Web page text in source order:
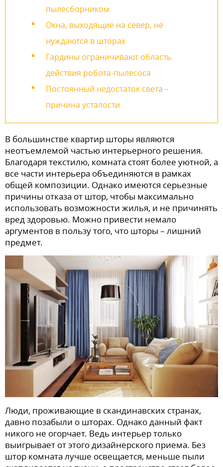
пылесборником
Окна, выходящие на север, не
нуждаются в шторах
Гардины ограничивают область
действия робота-пылесоса
Постоянный недостаток света –
причина усталости
В большинстве квартир шторы являются
неотъемлемой частью интерьерного решения.
Благодаря текстилю, комната стоят более уютной, а
все части интерьера объединяются в рамках
общей композиции. Однако имеются серьезные
причины отказа от штор, чтобы максимально
использовать возможности жилья, и не причинять
вред здоровью. Можно привести немало
аргументов в пользу того, что шторы – лишний
предмет.
Люди, проживающие в скандинавских странах,
давно позабыли о шторах. Однако данный факт
никого не огорчает. Ведь интерьер только
выигрывает от этого дизайнерского приема. Без
штор комната лучше освещается, меньше пыли